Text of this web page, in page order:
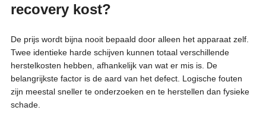
recovery kost?
De prijs wordt bijna nooit bepaald door alleen het apparaat zelf.
Twee identieke harde schijven kunnen totaal verschillende
herstelkosten hebben, afhankelijk van wat er mis is. De
belangrijkste factor is de aard van het defect. Logische fouten
zijn meestal sneller te onderzoeken en te herstellen dan fysieke
schade.